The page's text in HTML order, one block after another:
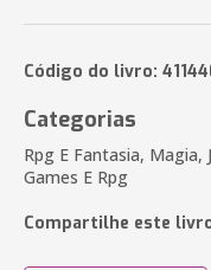
Código do livro:
Categorias
Rpg E Fantasia,
Games E Rpg
Compartilhe este